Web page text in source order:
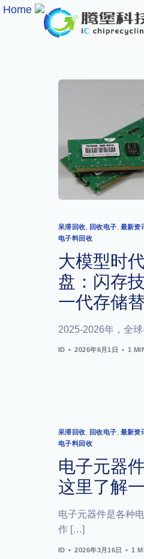
Home
呆滞回收 回收电子 最新资
电子料回收
大模型时
盘：闪存
一代存储
2025-2026年，全
ID 2026年6月1日 1
呆滞回收 回收电子 最新资
电子料回收
电子元器
这里了解一
电子元器件是各种
作 […]
ID 2026年3月16日 1